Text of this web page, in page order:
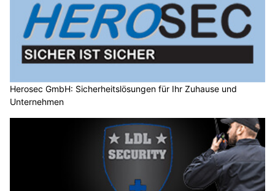
Herosec GmbH: Sicherheitslösungen für Ihr Zuhause und
Unternehmen